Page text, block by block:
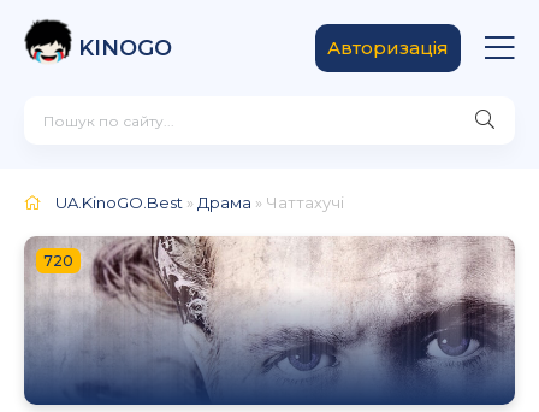
KINOGO Авторизація
UA.KinoGO.Best » Драма » Чаттахучі
720